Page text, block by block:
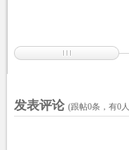
发表评论 (跟帖0条，有0